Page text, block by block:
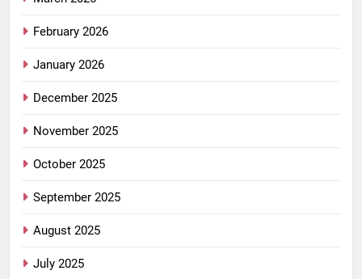
February 2026
January 2026
December 2025
November 2025
October 2025
September 2025
August 2025
July 2025